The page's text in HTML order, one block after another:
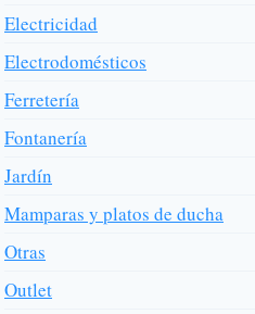
Electricidad
Electrodomésticos
Ferretería
Fontanería
Jardín
Mamparas y platos de ducha
Otras
Outlet